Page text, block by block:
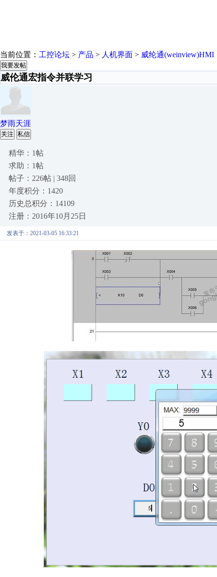
当前位置： 工控论坛 > 产品 > 人机界面 > 威纶通(weinview)HMI
我要发帖
威伦通宏指令并联学习
梦雨天涯
关注 私信
精华：1帖
求助：1帖
帖子：226帖 | 348回
年度积分：1420
历史总积分：14109
注册：2016年10月25日
发表于：2021-03-05 16:33:21